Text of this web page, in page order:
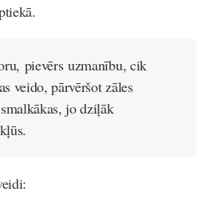
pievērs uzmanību, cik
veido, pārvēršot zāles
jo dziļāk